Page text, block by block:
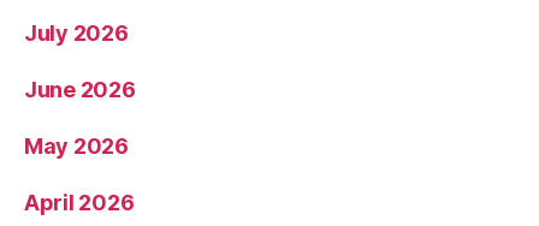
July 2026
June 2026
May 2026
April 2026